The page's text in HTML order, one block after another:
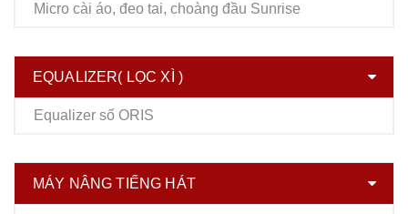
Micro cài áo, đeo tai, choàng đầu Sunrise
EQUALIZER( LỌC XÌ )
Equalizer số ORIS
MÁY NÂNG TIẾNG HÁT